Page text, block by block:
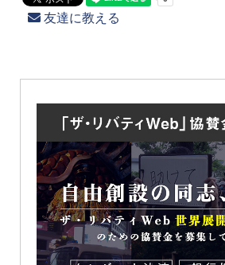
友達に教える